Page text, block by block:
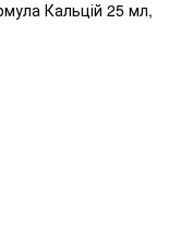
Кальцій 25 мл,